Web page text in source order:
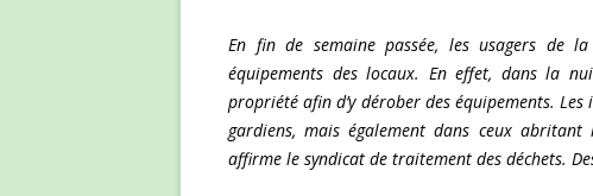
En fin de semaine passée, les usagers de
équipements des locaux. En effet, dans la
propriété afin d’y dérober des équipements.
gardiens, mais également dans ceux abritant
affirme le syndicat de traitement des déchets.